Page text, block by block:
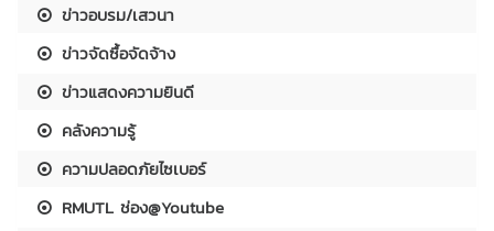
ข่าวอบรม/เสวนา
ข่าวจัดซื้อจัดจ้าง
ข่าวแสดงความยินดี
คลังความรู้
ความปลอดภัยไซเบอร์
RMUTL ช่อง@Youtube